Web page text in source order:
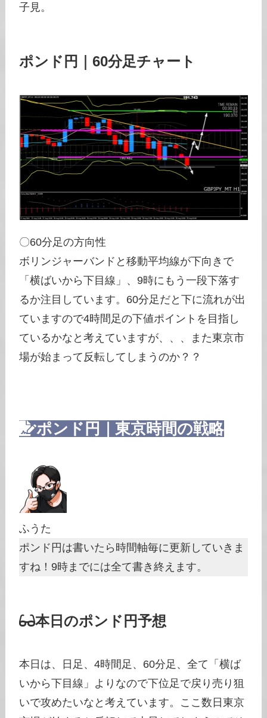
子見。
ポンド円｜60分足チャート
〇60分足の方向性
ボリンジャーバンドと移動平均線が下向きで
「横ばいから下目線」、9時にもう一段下落す
るか注目しています。60分足だと下に流れが出
ていますので4時間足の下値ポイントを目指し
ているかなと考えていますが、、、また東京市
場が始まって反転してしまうのか？？
ポンド円｜東京時間の戦略
ふうた
ポンド円は書いたら時間軸毎に更新していきま
すね！9時までには全て書き終えます。
本日のポンド円予想
本日は、日足、4時間足、60分足、全て「横ば
いから下目線」よりなので下位足で戻り売り狙
いで攻めたいなと考えています。ここ数日東京